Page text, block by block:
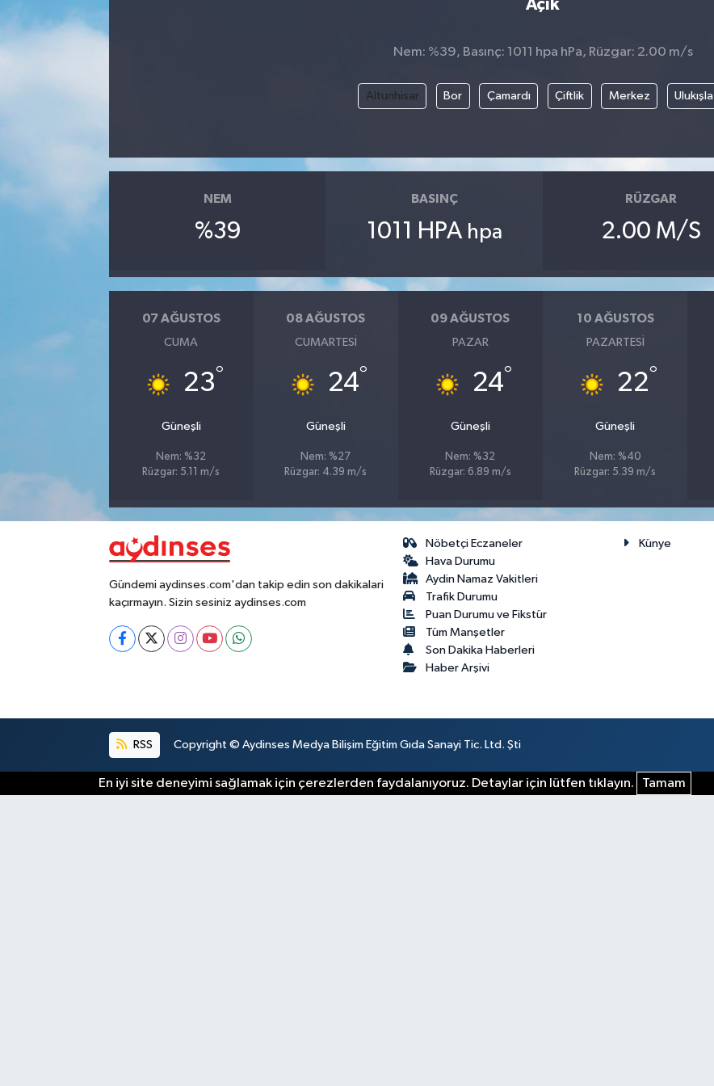
Açık
Nem: %39, Basınç: 1011 hpa hPa, Rüzgar: 2.00 m/s
Altunhisar Bor Çamardı Çiftlik Merkez Ulukışla
NEM
%39
BASINÇ
1011 HPA hpa
RÜZGAR
2.00 M/S
07 AĞUSTOS
CUMA
23°
Güneşli
Nem: %32
Rüzgar: 5.11 m/s
08 AĞUSTOS
CUMARTESI
24°
Güneşli
Nem: %27
Rüzgar: 4.39 m/s
09 AĞUSTOS
PAZAR
24°
Güneşli
Nem: %32
Rüzgar: 6.89 m/s
10 AĞUSTOS
PAZARTESI
22°
Güneşli
Nem: %40
Rüzgar: 5.39 m/s
Gündemi aydinses.com'dan takip edin son dakikalari
kaçırmayın. Sizin sesiniz aydinses.com
Nöbetçi Eczaneler
Hava Durumu
Aydin Namaz Vakitleri
Trafik Durumu
Puan Durumu ve Fikstür
Tüm Manşetler
Son Dakika Haberleri
Haber Arşivi
Künye
RSS Copyright © Aydinses Medya Bilişim Eğitim Gıda Sanayi Tic. Ltd. Şti
En iyi site deneyimi sağlamak için çerezlerden faydalanıyoruz. Detaylar için lütfen tıklayın. Tamam